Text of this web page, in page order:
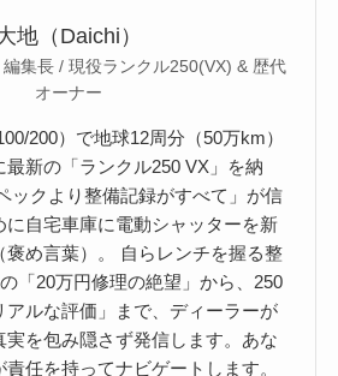
地（Daichi）
編集長 / 現役ランクル250(VX) & 歴代
オーナー
200）で地球12周分（50万km）
最新の「ランクル250 VX」を納
ックより整備記録がすべて」が信
に自宅車庫に電動シャッターを新
褒め言葉）。 自らレンチを握る整
「20万円修理の絶望」から、250
アルな評価」まで、ディーラーが
を包み隠さず発信します。あな
任を持ってナビゲートします。